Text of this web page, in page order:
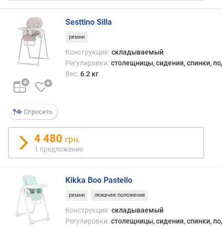
Спросить
Sesttino Silla
ремни
Конструкция: складываемый
Регулировки: столещницы, сидения, спинки,
Вес: 6.2 кг
4 480 грн.
1 предложение
Kikka Boo Pastello
ремни лежачее положение
Конструкция: складываемый
Регулировки: столещницы, сидения, спинки,